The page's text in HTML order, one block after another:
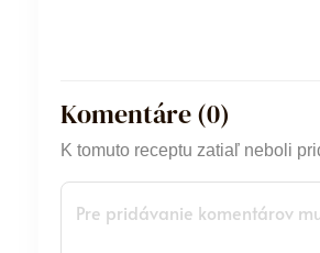
Komentáre (0)
K tomuto receptu zatiaľ neboli